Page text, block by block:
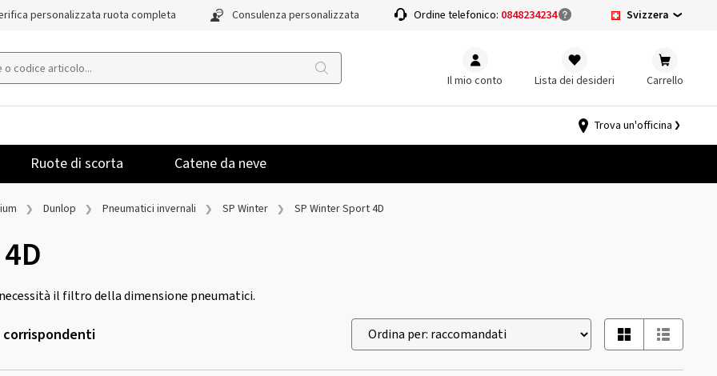
personalizzata ruota completa Consulenza personalizzata Ordine telefonico: 0848234234 Svizzera
Il mio conto Lista dei desideri Carrello
Ruote di scorta Catene da neve
Trova un'officina
Dunlop Pneumatici invernali SP Winter SP Winter Sport 4D
il filtro della dimensione pneumatici.